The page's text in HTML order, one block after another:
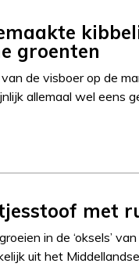
groenten
van de visboer op de
allemaal wel eens
met
in de ‘oksels’
uit het